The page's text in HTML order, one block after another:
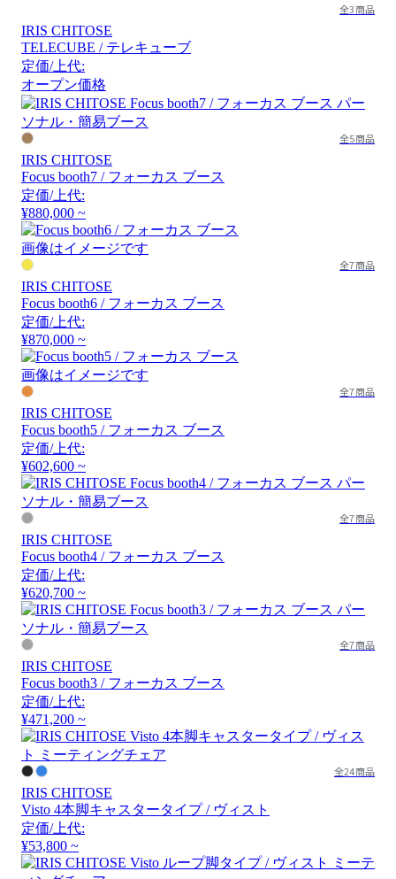
全3商品
IRIS CHITOSE
TELECUBE / テレキューブ
定価/上代:
オープン価格
全5商品
IRIS CHITOSE
Focus booth7 / フォーカス ブース
定価/上代:
¥880,000 ~
画像はイメージです
全7商品
IRIS CHITOSE
Focus booth6 / フォーカス ブース
定価/上代:
¥870,000 ~
画像はイメージです
全7商品
IRIS CHITOSE
Focus booth5 / フォーカス ブース
定価/上代:
¥602,600 ~
全7商品
IRIS CHITOSE
Focus booth4 / フォーカス ブース
定価/上代:
¥620,700 ~
全7商品
IRIS CHITOSE
Focus booth3 / フォーカス ブース
定価/上代:
¥471,200 ~
全24商品
IRIS CHITOSE
Visto 4本脚キャスタータイプ / ヴィスト
定価/上代:
¥53,800 ~